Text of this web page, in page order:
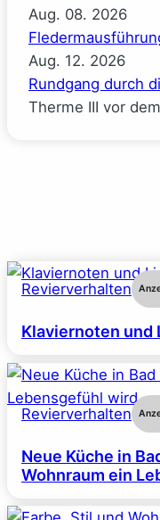
Aug. 08. 2026
Aug. 12. 2026
Rundgang durch
Therme III vor
Revierverhalten
Klaviernoten und
Revierverhalten
Neue Küche in
Wohnraum ein